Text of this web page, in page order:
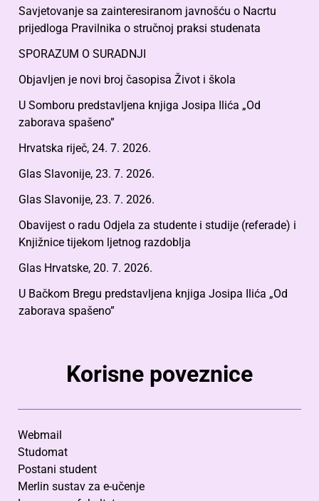
Savjetovanje sa zainteresiranom javnošću o Nacrtu
prijedloga Pravilnika o stručnoj praksi studenata
SPORAZUM O SURADNJI
Objavljen je novi broj časopisa Život i škola
U Somboru predstavljena knjiga Josipa Ilića „Od
zaborava spašeno”
Hrvatska riječ, 24. 7. 2026.
Glas Slavonije, 23. 7. 2026.
Glas Slavonije, 23. 7. 2026.
Obavijest o radu Odjela za studente i studije (referade) i
Knjižnice tijekom ljetnog razdoblja
Glas Hrvatske, 20. 7. 2026.
U Bačkom Bregu predstavljena knjiga Josipa Ilića „Od
zaborava spašeno”
Korisne poveznice
Webmail
Studomat
Postani student
Merlin sustav za e-učenje